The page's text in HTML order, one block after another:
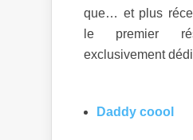
que… et plus
le premier
exclusivement
Daddy coool